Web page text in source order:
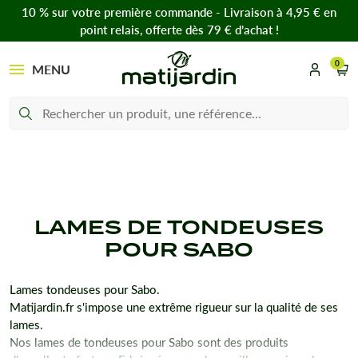
10 % sur votre première commande - Livraison à 4,95 € en
point relais, offerte dès 79 € d’achat !
MENU 0
LAMES DE TONDEUSES
POUR SABO
Lames tondeuses pour Sabo.
Matijardin.fr s'impose une extrême rigueur sur la qualité de ses
lames.
Nos lames de tondeuses pour Sabo sont des produits